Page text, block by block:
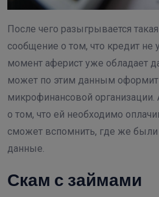
После чего разыгрывается
сообщение о том, что кредит не
момент аферист уже обладает
может по этим данным
микрофинансовой организации.
о том, что ей необходимо
сможет вспомнить, где же были
данные.
Скам с займами